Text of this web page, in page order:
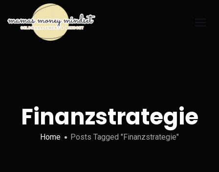
Finanzstrategie
Home Posts Tagged "Finanzstrategie"